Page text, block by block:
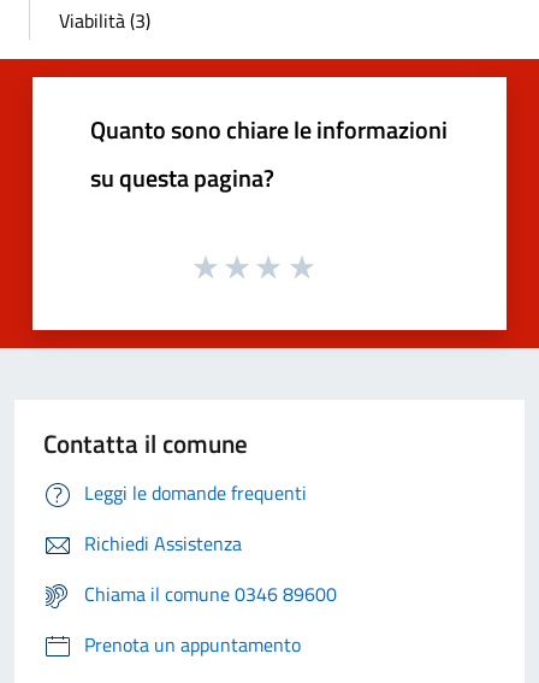
Viabilità (3)
Quanto sono chiare le informazioni
su questa pagina?
Contatta il comune
Leggi le domande frequenti
Richiedi Assistenza
Chiama il comune 0346 89600
Prenota un appuntamento